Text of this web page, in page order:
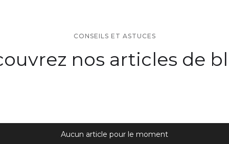
CONSEILS ET ASTUCES
nos articles de
Aucun article pour le moment